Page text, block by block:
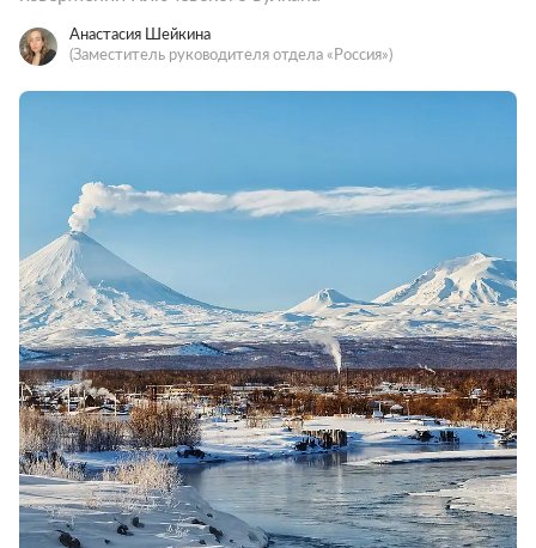
Анастасия Шейкина
(Заместитель руководителя отдела «Россия»)